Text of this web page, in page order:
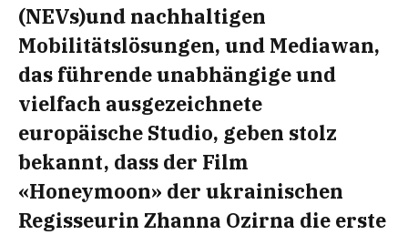
(NEVs)und nachhaltigen
Mobilitätslösungen, und Mediawan,
das führende unabhängige und
vielfach ausgezeichnete
europäische Studio, geben stolz
bekannt, dass der Film
«Honeymoon» der ukrainischen
Regisseurin Zhanna Ozirna die erste